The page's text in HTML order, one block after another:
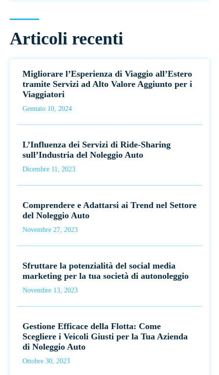
Articoli recenti
Migliorare l’Esperienza di Viaggio all’Estero
tramite Servizi ad Alto Valore Aggiunto per i
Viaggiatori
Gennaio 10, 2024
L’Influenza dei Servizi di Ride-Sharing
sull’Industria del Noleggio Auto
Dicembre 11, 2023
Comprendere e Adattarsi ai Trend nel Settore
del Noleggio Auto
Novembre 27, 2023
Sfruttare la potenzialità del social media
marketing per la tua società di autonoleggio
Novembre 13, 2023
Gestione Efficace della Flotta: Come
Scegliere i Veicoli Giusti per la Tua Azienda
di Noleggio Auto
Ottobre 30, 2023